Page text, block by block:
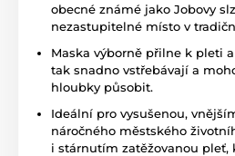
obecné známé jako Jobovy
nezastupitelné místo v
Maska výborně přilne k pleti
tak snadno vstřebávají a
hloubky působit.
Ideální pro vysušenou,
náročného městského
i stárnutím zatěžovanou pleť,